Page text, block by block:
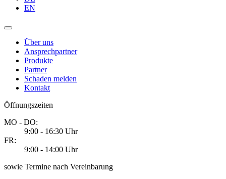
EN
Über uns
Ansprechpartner
Produkte
Partner
Schaden melden
Kontakt
Öffnungszeiten
MO - DO:
9:00 - 16:30 Uhr
FR:
9:00 - 14:00 Uhr
sowie Termine nach Vereinbarung